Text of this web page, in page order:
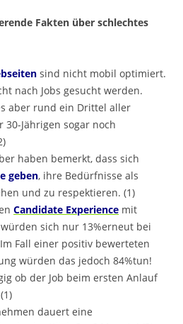
Fakten über schlechtes
sind nicht mobil optimiert.
nach Jobs gesucht werden.
aber rund ein Drittel aller
30-Jährigen sogar noch
haben bemerkt, dass sich
geben, ihre Bedürfnisse als
und zu respektieren. (1)
Candidate Experience mit
sich nur 13%erneut bei
Fall einer positiv bewerteten
würden das jedoch 84%tun!
ob der Job beim ersten Anlauf
dauert eine